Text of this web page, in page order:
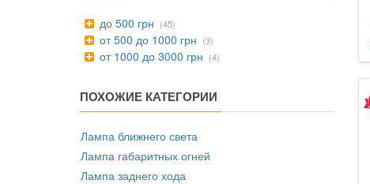
до 500 грн (45)
от 500 до 1000 грн (3)
от 1000 до 3000 грн (4)
ПОХОЖИЕ КАТЕГОРИИ
Лампа ближнего света
Лампа габаритных огней
Лампа заднего хода